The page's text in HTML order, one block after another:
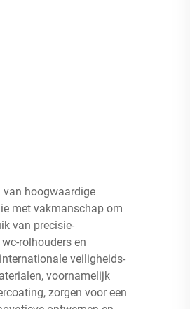
van hoogwaardige
met vakmanschap om
van precisie-
rolhouders en
veiligheids-
voornamelijk
zorgen voor een